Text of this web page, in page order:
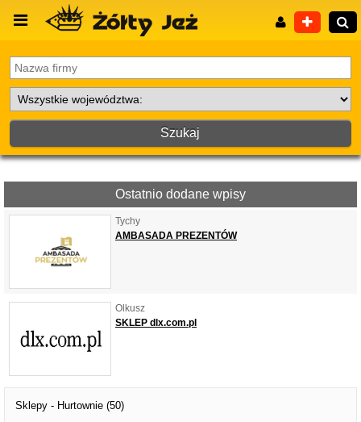
Wyszukiwanie zaawansowane
Ostatnio dodane wpisy
Tychy
AMBASADA PREZENTÓW
Olkusz
SKLEP dlx.com.pl
Sklepy - Hurtownie (50)